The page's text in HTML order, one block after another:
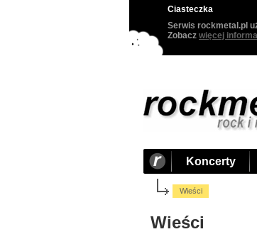
Ciasteczka
Serwis rockmetal.pl
Zobacz więcej
Koncerty
Wieści
Wieści